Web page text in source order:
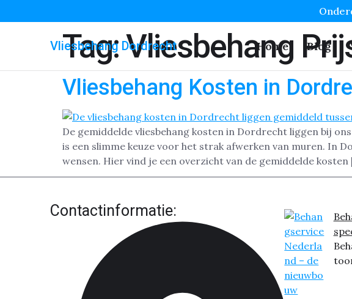
Vliesbehang Dordrecht Home Blog
Tag:Vliesbehang
Vliesbehang Kosten in
De gemiddelde vliesbehang kosten in Dordrecht liggen bij
is een slimme keuze voor het strak afwerken van muren. In
wensen. Hier vind je een overzicht van de gemiddelde
Contactinformatie: